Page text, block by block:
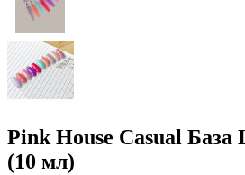
Pink House Casual
(10 мл)